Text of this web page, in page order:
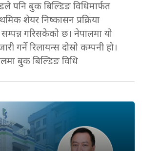
पनि बुक बिल्डिङ विधिमार्फत
शेयर निष्कासन प्रक्रिया
गरिसकेको छ। नेपालमा यो
गर्ने रिलायन्स दोस्रो कम्पनी हो।
बुक बिल्डिङ विधि